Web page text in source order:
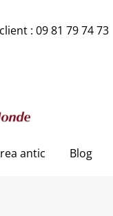
: 09 81 79 74 73
antic Blog